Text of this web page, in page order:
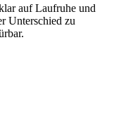
auf Laufruhe und
Unterschied zu